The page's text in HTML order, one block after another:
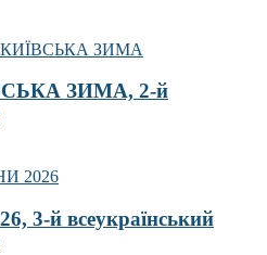
ЗИМА, 2-й
3-й всеукраїнський